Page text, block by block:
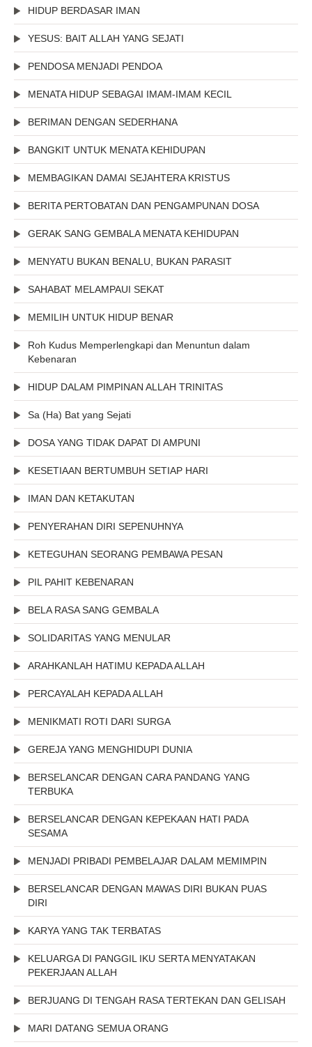
HIDUP BERDASAR IMAN
YESUS: BAIT ALLAH YANG SEJATI
PENDOSA MENJADI PENDOA
MENATA HIDUP SEBAGAI IMAM-IMAM KECIL
BERIMAN DENGAN SEDERHANA
BANGKIT UNTUK MENATA KEHIDUPAN
MEMBAGIKAN DAMAI SEJAHTERA KRISTUS
BERITA PERTOBATAN DAN PENGAMPUNAN DOSA
GERAK SANG GEMBALA MENATA KEHIDUPAN
MENYATU BUKAN BENALU, BUKAN PARASIT
SAHABAT MELAMPAUI SEKAT
MEMILIH UNTUK HIDUP BENAR
Roh Kudus Memperlengkapi dan Menuntun dalam
Kebenaran
HIDUP DALAM PIMPINAN ALLAH TRINITAS
Sa (Ha) Bat yang Sejati
DOSA YANG TIDAK DAPAT DI AMPUNI
KESETIAAN BERTUMBUH SETIAP HARI
IMAN DAN KETAKUTAN
PENYERAHAN DIRI SEPENUHNYA
KETEGUHAN SEORANG PEMBAWA PESAN
PIL PAHIT KEBENARAN
BELA RASA SANG GEMBALA
SOLIDARITAS YANG MENULAR
ARAHKANLAH HATIMU KEPADA ALLAH
PERCAYALAH KEPADA ALLAH
MENIKMATI ROTI DARI SURGA
GEREJA YANG MENGHIDUPI DUNIA
BERSELANCAR DENGAN CARA PANDANG YANG
TERBUKA
BERSELANCAR DENGAN KEPEKAAN HATI PADA
SESAMA
MENJADI PRIBADI PEMBELAJAR DALAM MEMIMPIN
BERSELANCAR DENGAN MAWAS DIRI BUKAN PUAS
DIRI
KARYA YANG TAK TERBATAS
KELUARGA DI PANGGIL IKU SERTA MENYATAKAN
PEKERJAAN ALLAH
BERJUANG DI TENGAH RASA TERTEKAN DAN GELISAH
MARI DATANG SEMUA ORANG